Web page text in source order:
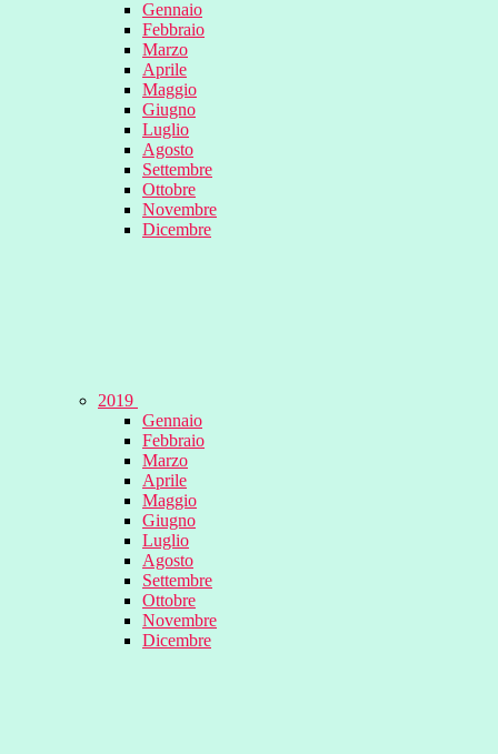
Gennaio
Febbraio
Marzo
Aprile
Maggio
Giugno
Luglio
Agosto
Settembre
Ottobre
Novembre
Dicembre
2019
Gennaio
Febbraio
Marzo
Aprile
Maggio
Giugno
Luglio
Agosto
Settembre
Ottobre
Novembre
Dicembre